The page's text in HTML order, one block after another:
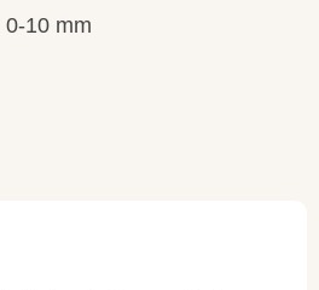
0-10 mm